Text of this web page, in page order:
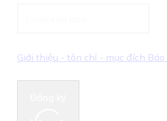
Giới thiệu - tôn chỉ - mục đích